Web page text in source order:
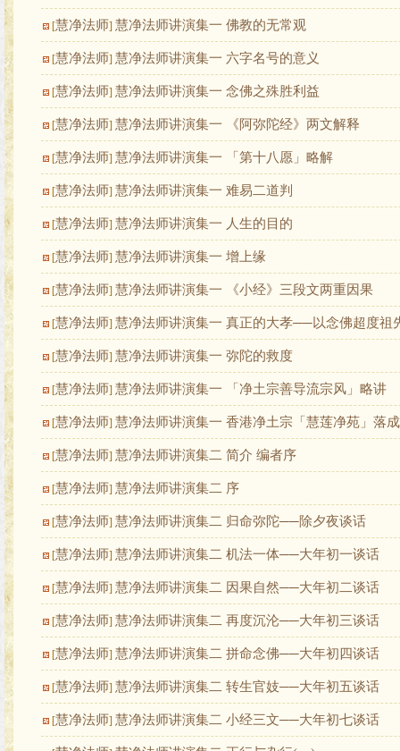
[慧净法师] 慧净法师讲演集一 佛教的无常观
[慧净法师] 慧净法师讲演集一 六字名号的意义
[慧净法师] 慧净法师讲演集一 念佛之殊胜利益
[慧净法师] 慧净法师讲演集一 《阿弥陀经》两文解释
[慧净法师] 慧净法师讲演集一 「第十八愿」略解
[慧净法师] 慧净法师讲演集一 难易二道判
[慧净法师] 慧净法师讲演集一 人生的目的
[慧净法师] 慧净法师讲演集一 增上缘
[慧净法师] 慧净法师讲演集一 《小经》三段文两重因果
[慧净法师] 慧净法师讲演集一 真正的大孝──以念佛超度祖
[慧净法师] 慧净法师讲演集一 弥陀的救度
[慧净法师] 慧净法师讲演集一 「净土宗善导流宗风」略讲
[慧净法师] 慧净法师讲演集一 香港净土宗「慧莲净苑」落
[慧净法师] 慧净法师讲演集二 简介 编者序
[慧净法师] 慧净法师讲演集二 序
[慧净法师] 慧净法师讲演集二 归命弥陀──除夕夜谈话
[慧净法师] 慧净法师讲演集二 机法一体──大年初一谈话
[慧净法师] 慧净法师讲演集二 因果自然──大年初二谈话
[慧净法师] 慧净法师讲演集二 再度沉沦──大年初三谈话
[慧净法师] 慧净法师讲演集二 拼命念佛──大年初四谈话
[慧净法师] 慧净法师讲演集二 转生官妓──大年初五谈话
[慧净法师] 慧净法师讲演集二 小经三文──大年初七谈话